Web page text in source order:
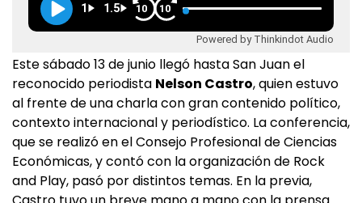
1 1.5 10 10
Powered by Thinkindot Audio
Este sábado 13 de junio llegó hasta San Juan el
reconocido periodista Nelson Castro, quien estuvo
al frente de una charla con gran contenido político,
contexto internacional y periodístico. La conferencia,
que se realizó en el Consejo Profesional de Ciencias
Económicas, y contó con la organización de Rock
and Play, pasó por distintos temas. En la previa,